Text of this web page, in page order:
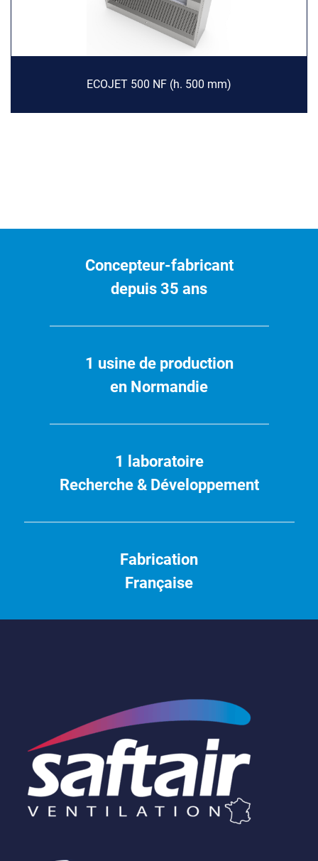
ECOJET 500 NF (h. 500 mm)
Concepteur-fabricant
depuis 35 ans
1 usine de production
en Normandie
1 laboratoire
Recherche & Développement
Fabrication
Française